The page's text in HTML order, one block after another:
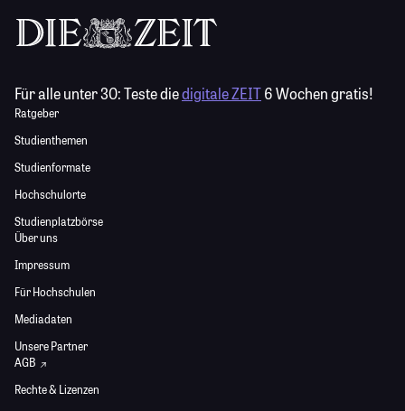
Für alle unter 30:Teste diedigitale ZEIT6 Wochen gratis!
Ratgeber
Studienthemen
Studienformate
Hochschulorte
Studienplatzbörse
Über uns
Impressum
Für Hochschulen
Mediadaten
Unsere Partner
AGB
Rechte & Lizenzen